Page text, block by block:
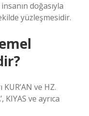
doğasıyla
yüzleşmesidir.
ve HZ.
KIYAS ve ayrıca